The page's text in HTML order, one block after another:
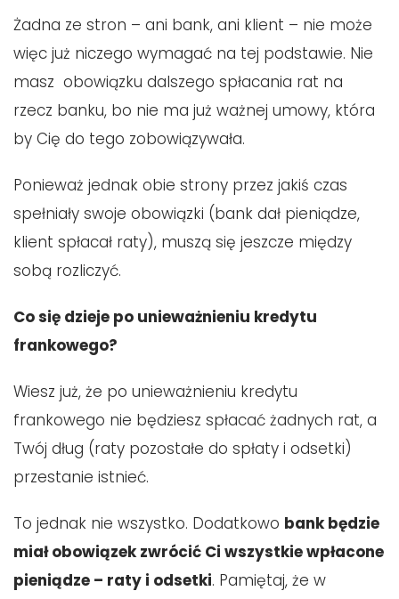
Żadna ze stron – ani bank, ani klient – nie może
więc już niczego wymagać na tej podstawie. Nie
masz obowiązku dalszego spłacania rat na
rzecz banku, bo nie ma już ważnej umowy, która
by Cię do tego zobowiązywała.
Ponieważ jednak obie strony przez jakiś czas
spełniały swoje obowiązki (bank dał pieniądze,
klient spłacał raty), muszą się jeszcze między
sobą rozliczyć.
Co się dzieje po unieważnieniu kredytu
frankowego?
Wiesz już, że po unieważnieniu kredytu
frankowego nie będziesz spłacać żadnych rat, a
Twój dług (raty pozostałe do spłaty i odsetki)
przestanie istnieć.
To jednak nie wszystko. Dodatkowo bank będzie
miał obowiązek zwrócić Ci wszystkie wpłacone
pieniądze – raty i odsetki. Pamiętaj, że w